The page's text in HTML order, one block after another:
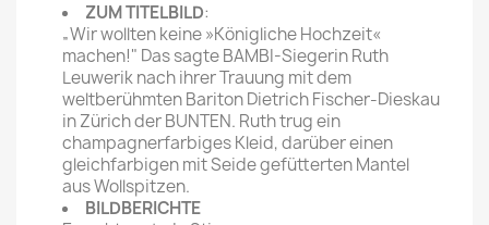
ZUM TITELBILD:
„Wir wollten keine »Königliche Hochzeit«
machen!" Das sagte BAMBI-Siegerin Ruth
Leuwerik nach ihrer Trauung mit dem
weltberühmten Bariton Dietrich Fischer-Dieskau
in Zürich der BUNTEN. Ruth trug ein
champagnerfarbiges Kleid, darüber einen
gleichfarbigen mit Seide gefütterten Mantel
aus Wollspitzen.
BILDBERICHTE